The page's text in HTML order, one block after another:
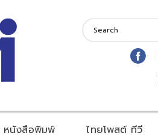
หนังสือพิมพ์ ไทยโพสต์ ทีวี